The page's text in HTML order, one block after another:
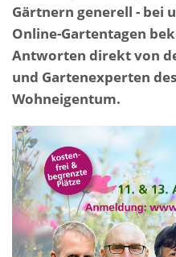
Gärtnern generell - bei
Online-Gartentagen
Antworten direkt von
und Gartenexperten
Wohneigentum.